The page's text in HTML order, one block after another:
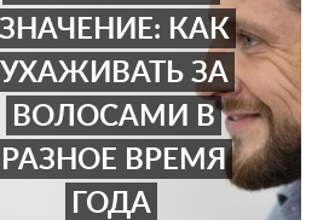
ЗНАЧЕНИЕ: КАК
УХАЖИВАТЬ ЗА
ВОЛОСАМИ В
РАЗНОЕ ВРЕМЯ
ГОДА